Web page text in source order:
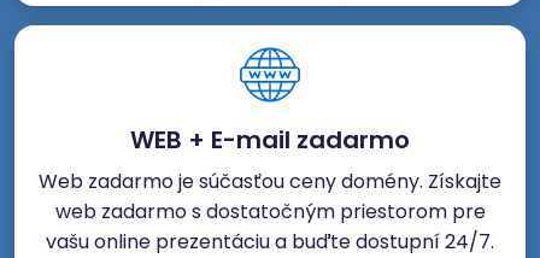
WEB + E-mail zadarmo
Web zadarmo je súčasťou ceny domény. Získajte
web zadarmo s dostatočným priestorom pre
vašu online prezentáciu a buďte dostupní 24/7.